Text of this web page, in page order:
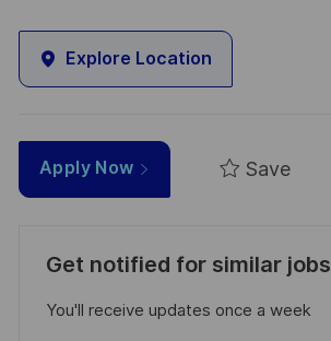
Explore Location
Apply Now Save
Get notified for similar jobs
You'll receive updates once a week